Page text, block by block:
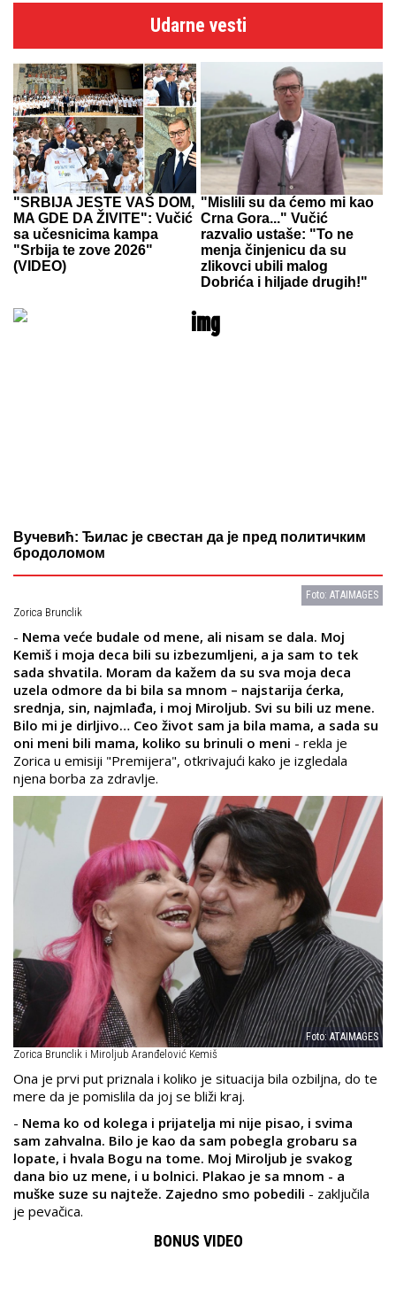
Foto: ATAIMAGES
Udarne vesti
"SRBIJA JESTE VAŠ DOM,
MA GDE DA ŽIVITE": Vučić
sa učesnicima kampa
"Srbija te zove 2026"
(VIDEO)
"Mislili su da ćemo mi kao
Crna Gora..." Vučić
razvalio ustaše: "To ne
menja činjenicu da su
zlikovci ubili malog
Dobrića i hiljade drugih!"
Вучевић: Ђилас је свестан да је пред политичким
бродоломом
Zorica Brunclik
- Nema veće budale od mene, ali nisam se dala. Moj
Kemiš i moja deca bili su izbezumljeni, a ja sam to tek
sada shvatila. Moram da kažem da su sva moja deca
uzela odmore da bi bila sa mnom – najstarija ćerka,
srednja, sin, najmlađa, i moj Miroljub. Svi su bili uz mene.
Bilo mi je dirljivo… Ceo život sam ja bila mama, a sada su
oni meni bili mama, koliko su brinuli o meni - rekla je
Zorica u emisiji "Premijera", otkrivajući kako je izgledala
njena borba za zdravlje.
Foto: ATAIMAGES
Zorica Brunclik i Miroljub Aranđelović Kemiš
Ona je prvi put priznala i koliko je situacija bila ozbiljna, do te
mere da je pomislila da joj se bliži kraj.
- Nema ko od kolega i prijatelja mi nije pisao, i svima
sam zahvalna. Bilo je kao da sam pobegla grobaru sa
lopate, i hvala Bogu na tome. Moj Miroljub je svakog
dana bio uz mene, i u bolnici. Plakao je sa mnom - a
muške suze su najteže. Zajedno smo pobedili - zaključila
je pevačica.
BONUS VIDEO